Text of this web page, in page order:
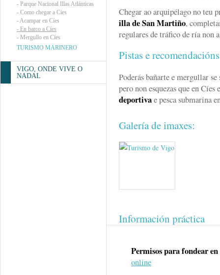
- Parque Nacional Illas Atlánticas
- Como chegar a Cíes
-Acampar en Cíes
- En barco a Cíes
- Mergullo en Cíes
TURISMO MARINERO
VIGO, ONDE VIVE O
NADAL
Chegar ao arquipélago no teu
illa de San Martiño,
regulares de tráfico de ría non
Pistas e
Poderás bañarte e mergullar
pero non esquezas que en Cíes
deportivae pesca submarina
Galería de imaxes:
Información práctica
Permisos para fondear
online